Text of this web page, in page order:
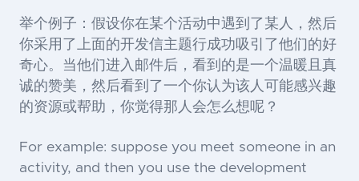
举个例子：假设你在某个活动中遇到了某人，然后
你采用了上面的开发信主题行成功吸引了他们的好
奇心。当他们进入邮件后，看到的是一个温暖且真
诚的赞美，然后看到了一个你认为该人可能感兴趣
的资源或帮助，你觉得那人会怎么想呢？
For example: suppose you meet someone in an
activity, and then you use the development